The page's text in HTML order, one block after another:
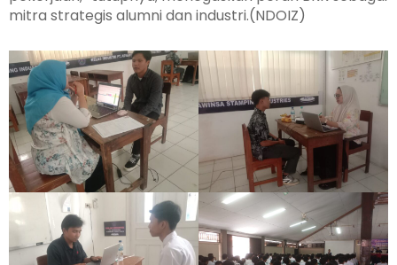
mitra strategis alumni dan industri.(NDOIZ)